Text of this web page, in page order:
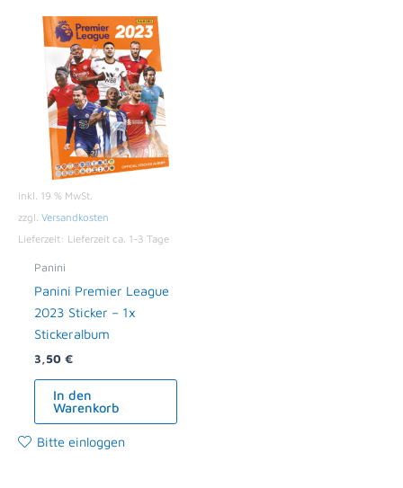
inkl. 19 % MwSt.
zzgl. Versandkosten
Lieferzeit: Lieferzeit ca. 1-3 Tage
Panini
Panini Premier League
2023 Sticker – 1x
Stickeralbum
3,50 €
In den
Warenkorb
Bitte einloggen